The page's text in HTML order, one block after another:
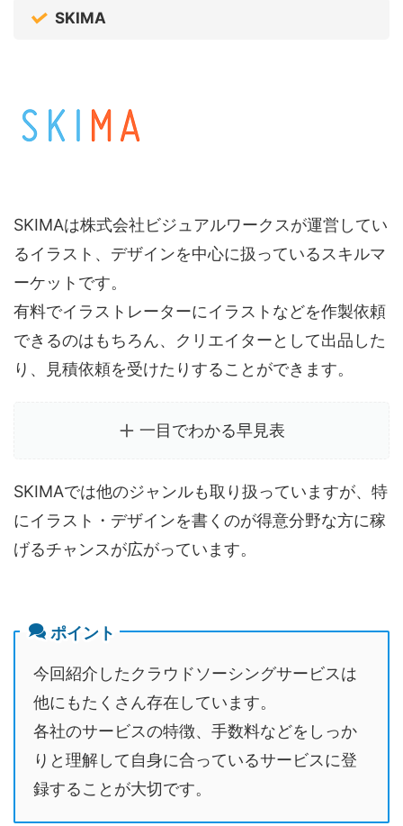
SKIMA
SKIMAは株式会社ビジュアルワークスが運営してい
るイラスト、デザインを中心に扱っているスキルマ
ーケットです。
有料でイラストレーターにイラストなどを作製依頼
できるのはもちろん、クリエイターとして出品した
り、見積依頼を受けたりすることができます。
一目でわかる早見表
SKIMAでは他のジャンルも取り扱っていますが、特
にイラスト・デザインを書くのが得意分野な方に稼
げるチャンスが広がっています。
ポイント
今回紹介したクラウドソーシングサービスは
他にもたくさん存在しています。
各社のサービスの特徴、手数料などをしっか
りと理解して自身に合っているサービスに登
録することが大切です。